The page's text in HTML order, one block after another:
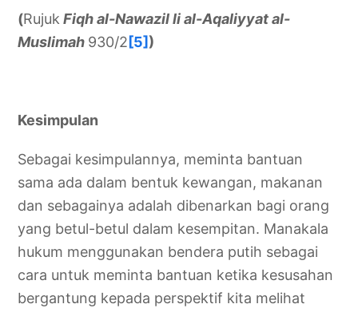
(Rujuk Fiqh al-Nawazil li al-Aqaliyyat al-
Muslimah 930/2 [5] )
Kesimpulan
Sebagai kesimpulannya, meminta bantuan
sama ada dalam bentuk kewangan, makanan
dan sebagainya adalah dibenarkan bagi orang
yang betul-betul dalam kesempitan. Manakala
hukum menggunakan bendera putih sebagai
cara untuk meminta bantuan ketika kesusahan
bergantung kepada perspektif kita melihat